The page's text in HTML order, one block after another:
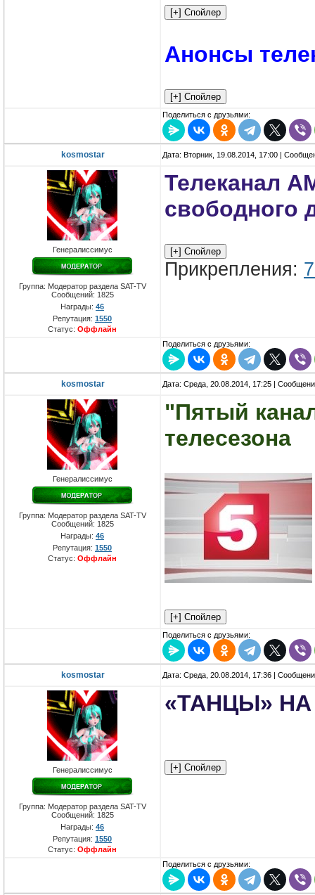
Анонсы
Поделиться с друзьями:
kosmostar Дата: Вторник, 19.08.2014, 17:00 |
Генералиссимус
Группа: Модератор раздела SAT-TV
Сообщений: 1825
Награды: 46
Репутация: 1550
Статус: Оффлайн
Телеканал
свободного
Прикрепления:
Поделиться с друзьями:
kosmostar Дата: Среда, 20.08.2014, 17:25 |
Генералиссимус
Группа: Модератор раздела SAT-TV
Сообщений: 1825
Награды: 46
Репутация: 1550
Статус: Оффлайн
"Пятый
телесезона
Поделиться с друзьями:
kosmostar Дата: Среда, 20.08.2014, 17:36 |
Генералиссимус
Группа: Модератор раздела SAT-TV
Сообщений: 1825
Награды: 46
Репутация: 1550
Статус: Оффлайн
«ТАНЦЫ»
Поделиться с друзьями: